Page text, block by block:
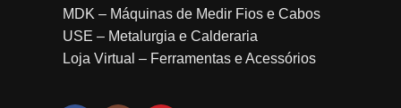
MDK – Máquinas de Medir Fios e Cabos
USE – Metalurgia e Calderaria
Loja Virtual – Ferramentas e Acessórios